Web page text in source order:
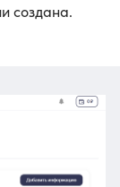
создана.